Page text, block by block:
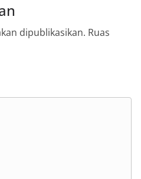
dipublikasikan. Ruas